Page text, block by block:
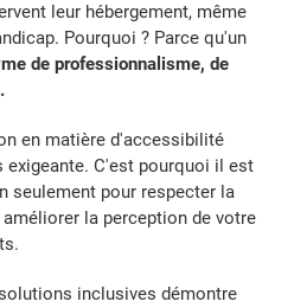
leur hébergement, même
Pourquoi ? Parce qu'un
de professionnalisme, de
en matière d'accessibilité
exigeante. C'est pourquoi il est
seulement pour respecter la
la perception de votre
inclusives démontre